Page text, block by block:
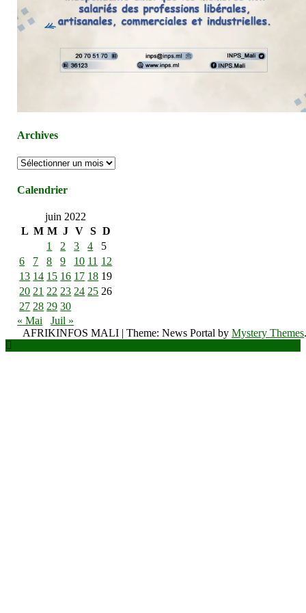
Archives
Archives
Calendrier
juin 2022
L M M J V S D
1
2 3 4
5
6
7 8 9 10 11 12
13 14 15 16 17 18 19
20 21 22 23 24 25 26
27 28 29 30
« Mai
Juil »
AFRIKINFOS MALI |Theme: News Portal byMystery Themes